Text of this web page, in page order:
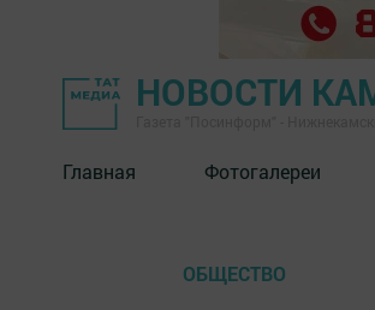
НОВОСТИ
Главная Фотогалереи
ОБЩЕСТВО